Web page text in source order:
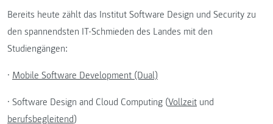
Bereits heute zählt das Institut Software Design und Security zu
den spannendsten IT-Schmieden des Landes mit den
Studiengängen:
• Mobile Software Development (Dual)
• Software Design and Cloud Computing (Vollzeit und
berufsbegleitend)